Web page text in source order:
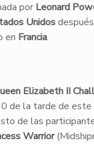
por Leonard
Unidos
en Francia.
Elizabeth II
de la tarde de este
de las
Warrior